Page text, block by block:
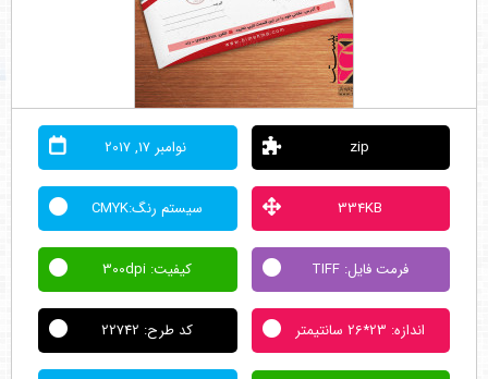
zip نوامبر 17, 2017
334KB سیستم رنگ:CMYK
فرمت فایل: TIFF کیفیت: 300dpi
اندازه: 23*26 سانتیمتر کد طرح: 22742